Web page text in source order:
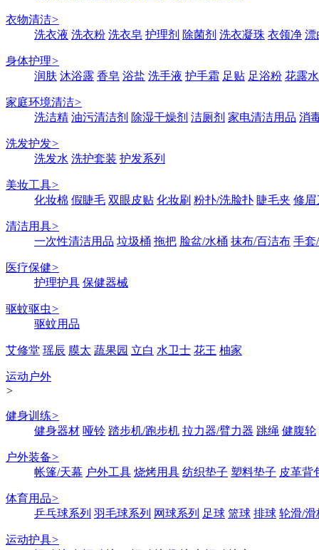
衣物清洁>
洗衣液 洗衣粉 洗衣皂 护理剂 除菌剂 洗衣凝珠 衣领净 漂
身体护理>
润肤 沐浴露 香皂 浴盐 洗手液 护手霜 足贴 足浴粉 花露水
家庭环境清洁>
洗洁精 油污清洁剂 除湿干燥剂 洁厕剂 家电清洁用品 消
洗发护发>
洗发水 洗护套装 护发系列
美妆工具>
化妆棉 假睫毛 双眼皮贴 化妆刷 粉扑/洗脸扑 睫毛夹 修眉
清洁用具>
一次性清洁用品 垃圾桶 拖把 脸盆/水桶 抹布/百洁布 手套
医疗保健>
护理护具 保健器械
驱蚊驱虫>
驱蚊用品
艾修堂 瑶辰 膜太 蔬果园 立白 水卫士 花王 柚家
运动户外
>
健身训练>
健身器材 哑铃 踏步机/跑步机 拉力器/臂力器 跳绳 健腹轮
户外装备>
帐篷/天幕 户外工具 烧烤用具 纺织垫子 塑料垫子 皮革背
体育用品>
乒乓球系列 羽毛球系列 网球系列 足球 篮球 排球 轮滑/滑
运动护具>